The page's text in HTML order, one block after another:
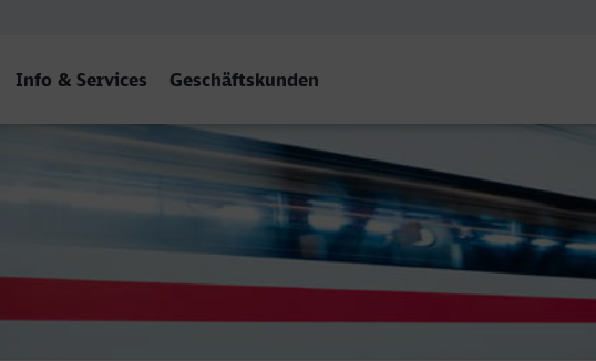
Info & Services Geschäftskunden